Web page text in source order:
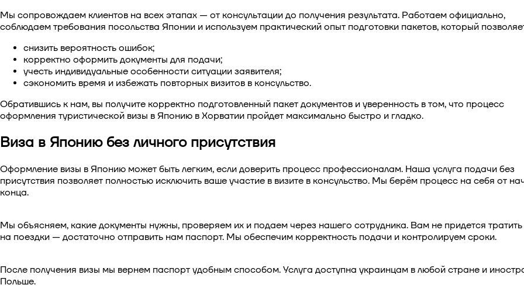
Мы сопровождаем клиентов на всех этапах — от консультации до получения результата. Работаем официально,
соблюдаем требования посольства Японии и используем практический опыт подготовки пакетов, который
снизить вероятность ошибок;
корректно оформить документы для подачи;
учесть индивидуальные особенности ситуации заявителя;
сэкономить время и избежать повторных визитов в консульство.
Обратившись к нам, вы получите корректно подготовленный пакет документов и уверенность в том, что процесс
оформления туристической визы в Японию в Хорватии пройдет максимально быстро и гладко.
Виза в Японию без личного присутствия
Оформление визы в Японию может быть легким, если доверить процесс профессионалам. Наша услуга подачи без
присутствия позволяет полностью исключить ваше участие в визите в консульство. Мы берём процесс на себя от
конца.
Мы объясняем, какие документы нужны, проверяем их и подаем через нашего сотрудника. Вам не придется
на поездки — достаточно отправить нам паспорт. Мы обеспечим корректность подачи и контролируем сроки.
После получения визы мы вернем паспорт удобным способом. Услуга доступна украинцам в любой стране и
Польше.